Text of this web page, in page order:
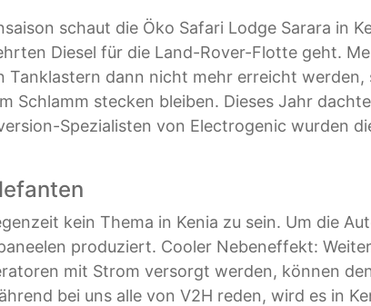
schaut die Öko Safari Lodge Sarara in
Diesel für die Land-Rover-Flotte geht.
Tanklastern dann nicht mehr erreicht werden,
Schlamm stecken bleiben. Dieses Jahr
Spezialisten von Electrogenic wurden
kein Thema in Kenia zu sein. Um die
produziert. Cooler Nebeneffekt:
mit Strom versorgt werden, können
bei uns alle von V2H reden, wird es in